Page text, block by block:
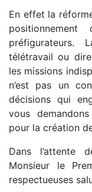
En effet la
télétravail ou
les missions
n’est pas un
décisions qui
vous
pour la création
Dans l’attente
Monsieur le
respectueuses